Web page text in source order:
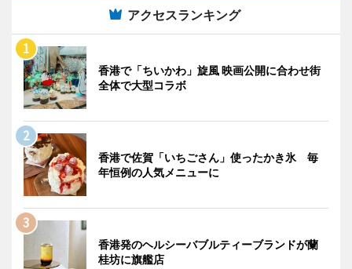
アクセスランキング
香港で「ちいかわ」旋風 映画公開に合わせ街
全体で大型コラボ
香港で佐賀「いちごさん」使ったかき氷 毎
年恒例の人気メニューに
香港発のヘルシーバブルティーブランドが蘭
桂坊に旗艦店